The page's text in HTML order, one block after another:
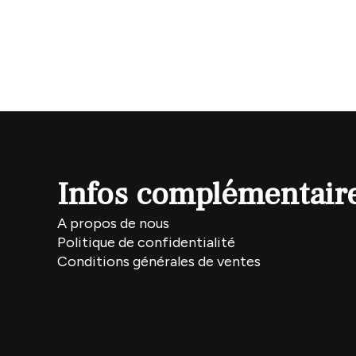
Infos
A propos de nous
Politique de confidentialité
Conditions générales de ventes